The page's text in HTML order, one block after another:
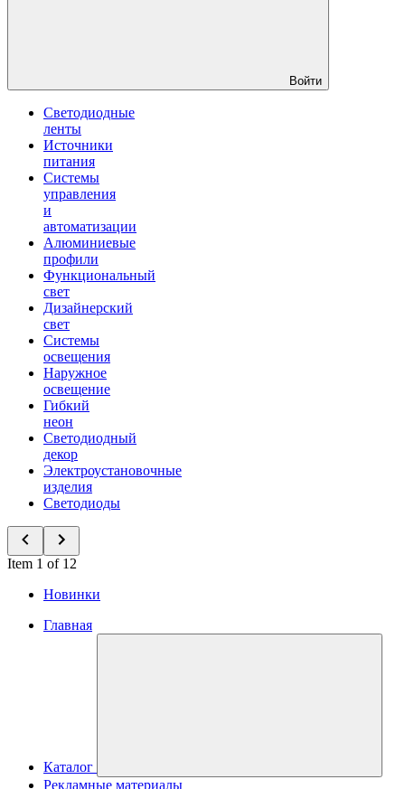
Войти
Светодиодные
ленты
Источники
питания
Системы
управления
и
автоматизации
Алюминиевые
профили
Функциональный
свет
Дизайнерский
свет
Системы
освещения
Наружное
освещение
Гибкий
неон
Светодиодный
декор
Электроустановочные
изделия
Светодиоды
Item 1 of 12
Новинки
Главная
Каталог
Рекламные материалы